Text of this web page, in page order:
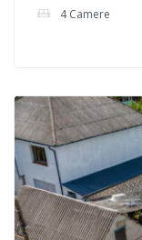
4 Camere